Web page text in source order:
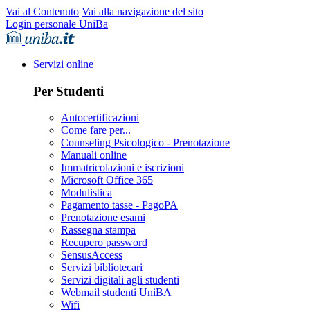
Vai al Contenuto Vai alla navigazione del sito
Login personale UniBa
Servizi online
Per Studenti
Autocertificazioni
Come fare per...
Counseling Psicologico - Prenotazione
Manuali online
Immatricolazioni e iscrizioni
Microsoft Office 365
Modulistica
Pagamento tasse - PagoPA
Prenotazione esami
Rassegna stampa
Recupero password
SensusAccess
Servizi bibliotecari
Servizi digitali agli studenti
Webmail studenti UniBA
Wifi